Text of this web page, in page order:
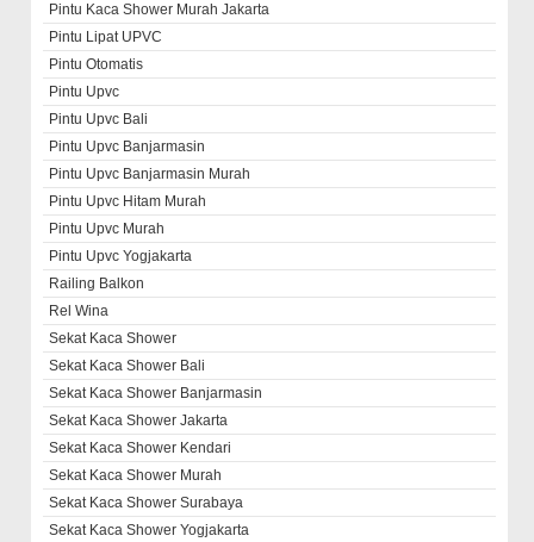
Pintu Kaca Shower Murah Jakarta
Pintu Lipat UPVC
Pintu Otomatis
Pintu Upvc
Pintu Upvc Bali
Pintu Upvc Banjarmasin
Pintu Upvc Banjarmasin Murah
Pintu Upvc Hitam Murah
Pintu Upvc Murah
Pintu Upvc Yogjakarta
Railing Balkon
Rel Wina
Sekat Kaca Shower
Sekat Kaca Shower Bali
Sekat Kaca Shower Banjarmasin
Sekat Kaca Shower Jakarta
Sekat Kaca Shower Kendari
Sekat Kaca Shower Murah
Sekat Kaca Shower Surabaya
Sekat Kaca Shower Yogjakarta